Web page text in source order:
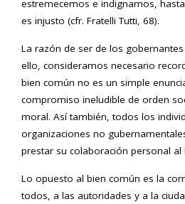
estremecemos e indignamos,
es injusto (cfr. Fratelli Tutti, 68).
La razón de ser de los
ello, consideramos necesario
bien común no es un simple
compromiso ineludible de orden
moral. Así también, todos los
organizaciones no
prestar su colaboración personal al
Lo opuesto al bien común es la
todos, a las autoridades y a la